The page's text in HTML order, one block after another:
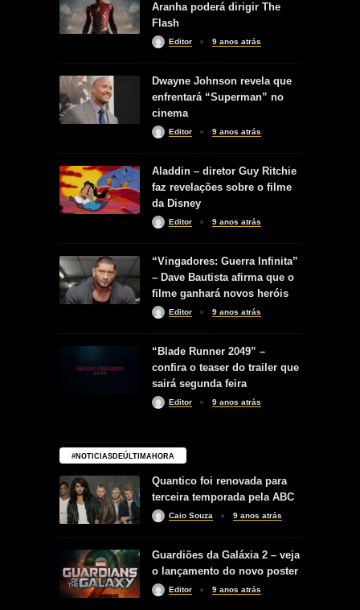
Aranha poderá dirigir The
Flash
Editor 9 anos atrás
Dwayne Johnson revela que
enfrentará “Superman” no
cinema
Editor 9 anos atrás
Aladdin – diretor Guy Ritchie
faz revelações sobre o filme
da Disney
Editor 9 anos atrás
“Vingadores: Guerra Infinita”
– Dave Bautista afirma que o
filme ganhará novos heróis
Editor 9 anos atrás
“Blade Runner 2049” –
confira o teaser do trailer que
sairá segunda feira
Editor 9 anos atrás
#NOTICIASDEÚLTIMAHORA
Quantico foi renovada para
terceira temporada pela ABC
Caio Souza 9 anos atrás
Guardiões da Galáxia 2 – veja
o lançamento do novo poster
Editor 9 anos atrás